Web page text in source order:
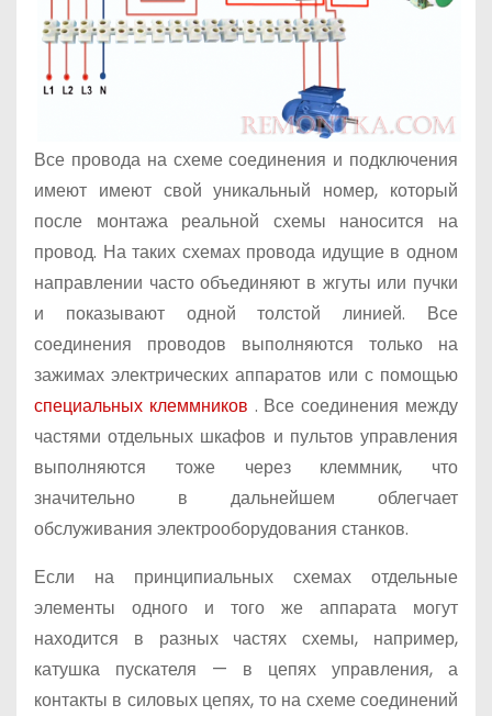
Все провода на схеме соединения и подключения
имеют имеют свой уникальный номер, который
после монтажа реальной схемы наносится на
провод. На таких схемах провода идущие в одном
направлении часто объединяют в жгуты или пучки
и показывают одной толстой линией. Все
соединения проводов выполняются только на
зажимах электрических аппаратов или с помощью
специальных клеммников . Все соединения между
частями отдельных шкафов и пультов управления
выполняются тоже через клеммник, что
значительно в дальнейшем облегчает
обслуживания электрооборудования станков.
Если на принципиальных схемах отдельные
элементы одного и того же аппарата могут
находится в разных частях схемы, например,
катушка пускателя — в цепях управления, а
контакты в силовых цепях, то на схеме соединений